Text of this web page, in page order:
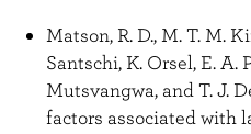
Matson, R. D., M. T. M.
Santschi, K. Orsel, E. A.
Mutsvangwa, and T. J.
factors associated with